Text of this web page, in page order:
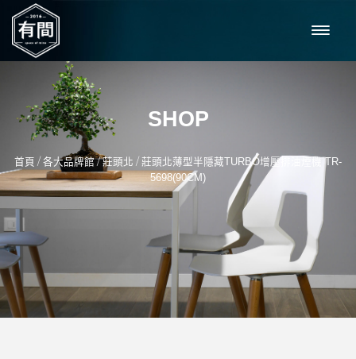
SHOP
首頁 / 各大品牌館/莊頭北 / 莊頭北薄型半隱藏TURBO增壓排油煙機 TR-
5698(90CM)